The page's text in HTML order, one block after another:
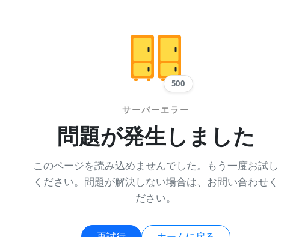
500
サーバーエラー
問題が発生しました
このページを読み込めませんでした。もう一度お試し
ください。問題が解決しない場合は、お問い合わせく
ださい。